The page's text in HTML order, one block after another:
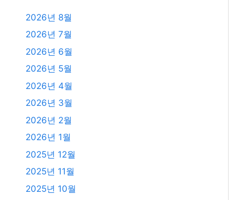
2026년 8월
2026년 7월
2026년 6월
2026년 5월
2026년 4월
2026년 3월
2026년 2월
2026년 1월
2025년 12월
2025년 11월
2025년 10월